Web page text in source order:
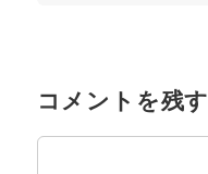
コメントを残す